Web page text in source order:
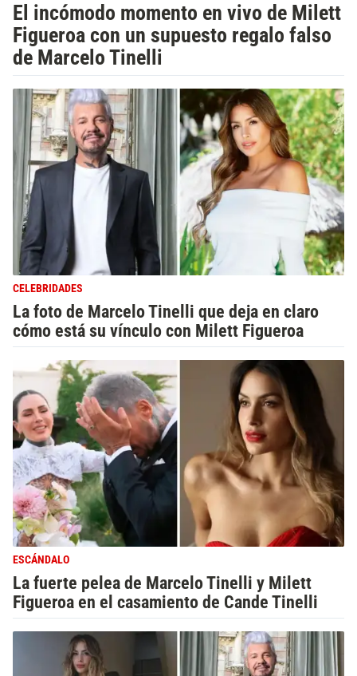
El incómodo momento en vivo de Milett
Figueroa con un supuesto regalo falso
de Marcelo Tinelli
CELEBRIDADES
La foto de Marcelo Tinelli que deja en claro
cómo está su vínculo con Milett Figueroa
ESCÁNDALO
La fuerte pelea de Marcelo Tinelli y Milett
Figueroa en el casamiento de Cande Tinelli